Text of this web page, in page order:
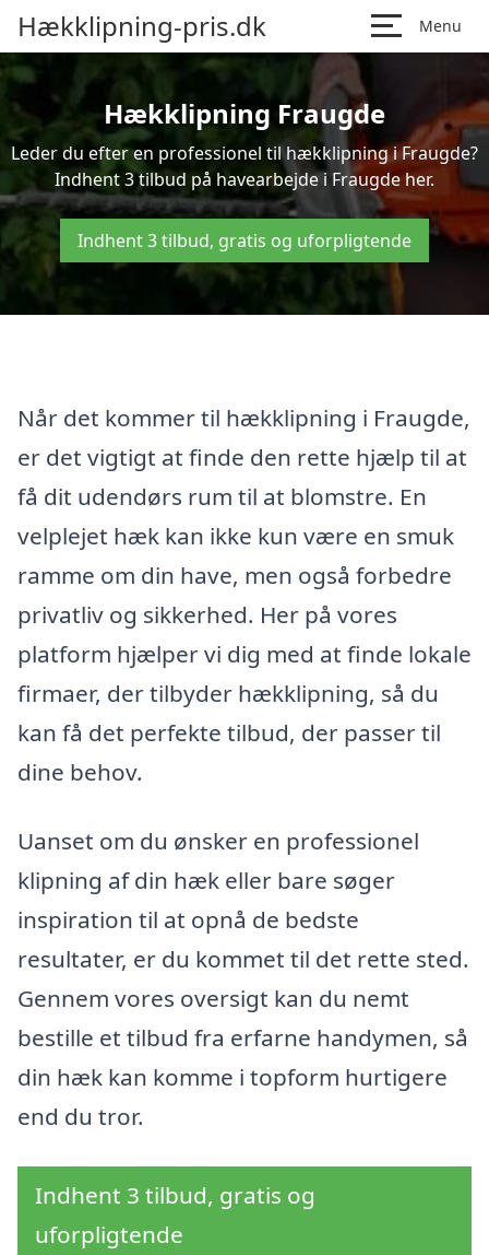
Hækklipning-pris.dk Menu
Hækklipning Fraugde
Leder du efter en professionel til hækklipning i Fraugde?
Indhent 3 tilbud på havearbejde i Fraugde her.
Indhent 3 tilbud, gratis og uforpligtende
Når det kommer til hækklipning i Fraugde,
er det vigtigt at finde den rette hjælp til at
få dit udendørs rum til at blomstre. En
velplejet hæk kan ikke kun være en smuk
ramme om din have, men også forbedre
privatliv og sikkerhed. Her på vores
platform hjælper vi dig med at finde lokale
firmaer, der tilbyder hækklipning, så du
kan få det perfekte tilbud, der passer til
dine behov.
Uanset om du ønsker en professionel
klipning af din hæk eller bare søger
inspiration til at opnå de bedste
resultater, er du kommet til det rette sted.
Gennem vores oversigt kan du nemt
bestille et tilbud fra erfarne handymen, så
din hæk kan komme i topform hurtigere
end du tror.
Indhent 3 tilbud, gratis og
uforpligtende